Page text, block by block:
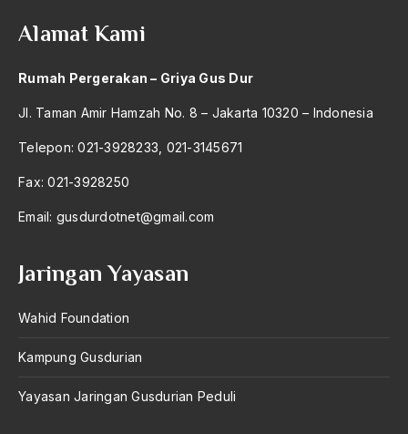
Amerika
Amirn Rais
Andi Mallarangeng
Alamat Kami
Rumah Pergerakan – Griya Gus Dur
Jl. Taman Amir Hamzah No. 8 – Jakarta 10320 – Indonesia
Telepon: 021-3928233, 021-3145671
Fax: 021-3928250
Email: gusdurdotnet@gmail.com
Jaringan Yayasan
Wahid Foundation
Kampung Gusdurian
Yayasan Jaringan Gusdurian Peduli